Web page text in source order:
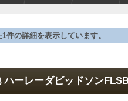
件の詳細を表示しています。
ハーレーダビッドソン